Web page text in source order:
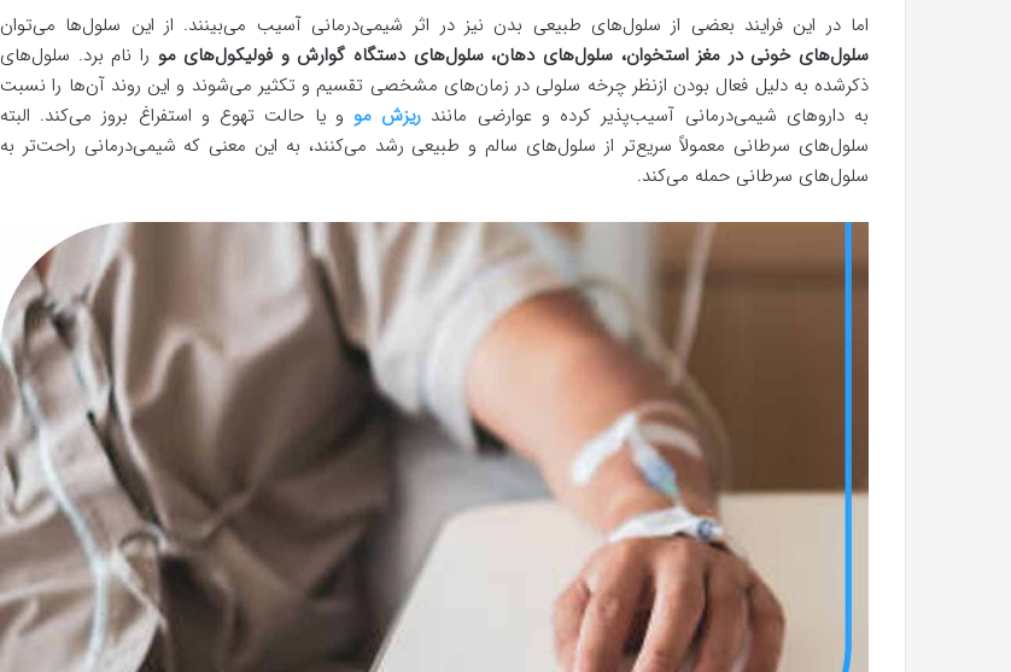
اما در این فرایند بعضی از سلول‌های طبیعی بدن نیز در اثر شیمی‌درمانی آسیب می‌بینند. از این سلول‌ها می‌توان
سلول‌های خونی در مغز استخوان، سلول‌های دهان، سلول‌های دستگاه گوارش و فولیکول‌های مو را نام برد. سلول‌های
ذکرشده به دلیل فعال بودن ازنظر چرخه سلولی در زمان‌های مشخصی تقسیم و تکثیر می‌شوند و این روند آن‌ها را نسبت
به داروهای شیمی‌درمانی آسیب‌پذیر کرده و عوارضی مانند ریزش مو و یا حالت تهوع و استفراغ بروز می‌کند. البته
سلول‌های سرطانی معمولاً سریع‌تر از سلول‌های سالم و طبیعی رشد می‌کنند، به این معنی که شیمی‌درمانی راحت‌تر به
سلول‌های سرطانی حمله می‌کند.